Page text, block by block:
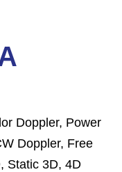
Doppler, Power
Doppler, Free
Static 3D, 4D